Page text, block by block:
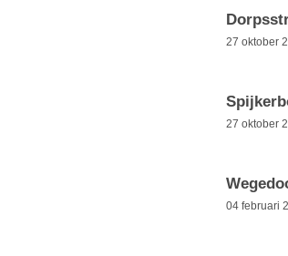
27 oktober
27 oktober
04 februari